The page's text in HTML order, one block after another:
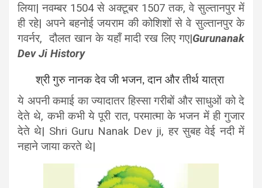
लिया| नवम्बर 1504 से अक्टूबर 1507 तक, वे सुल्तानपुर में
ही रहे| अपने बहनोई जयराम की कोशिशों से वे सुल्तानपुर के
गवर्नर, दौलत खान के यहाँ मादी रख लिए गए|Gurunanak
Dev Ji History
श्री गुरु नानक देव जी भजन, दान और तीर्थ यात्रा
ये अपनी कमाई का ज्यादातर हिस्सा गरीबों और साधुओं को दे
देते थे, कभी कभी ये पूरी रात, परमात्मा के भजन में ही गुजार
देते थे| Shri Guru Nanak Dev ji, हर सुबह वेई नदी में
नहाने जाया करते थे|